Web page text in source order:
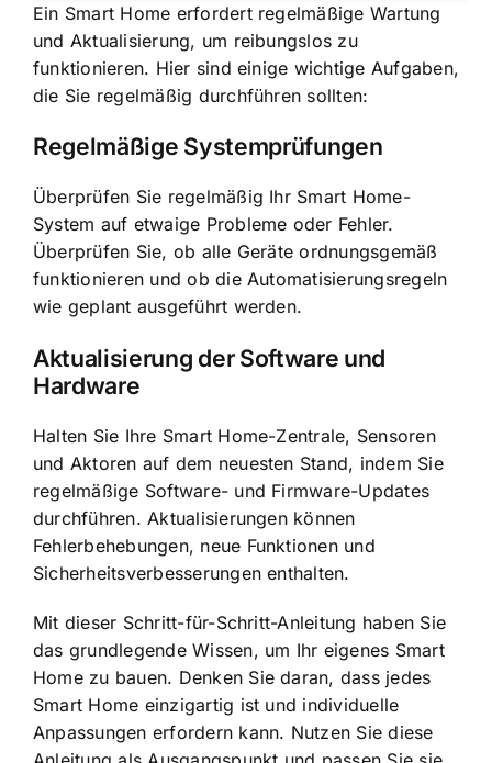
Ein Smart Home erfordert regelmäßige Wartung
und Aktualisierung, um reibungslos zu
funktionieren. Hier sind einige wichtige Aufgaben,
die Sie regelmäßig durchführen sollten:
Regelmäßige Systemprüfungen
Überprüfen Sie regelmäßig Ihr Smart Home-
System auf etwaige Probleme oder Fehler.
Überprüfen Sie, ob alle Geräte ordnungsgemäß
funktionieren und ob die Automatisierungsregeln
wie geplant ausgeführt werden.
Aktualisierung der Software und
Hardware
Halten Sie Ihre Smart Home-Zentrale, Sensoren
und Aktoren auf dem neuesten Stand, indem Sie
regelmäßige Software- und Firmware-Updates
durchführen. Aktualisierungen können
Fehlerbehebungen, neue Funktionen und
Sicherheitsverbesserungen enthalten.
Mit dieser Schritt-für-Schritt-Anleitung haben Sie
das grundlegende Wissen, um Ihr eigenes Smart
Home zu bauen. Denken Sie daran, dass jedes
Smart Home einzigartig ist und individuelle
Anpassungen erfordern kann. Nutzen Sie diese